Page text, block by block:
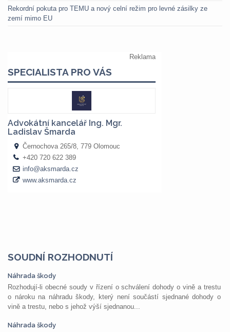
Rekordní pokuta pro TEMU a nový celní režim pro levné zásilky ze
zemí mimo EU
SOUDNÍ ROZHODNUTÍ
Náhrada škody
Rozhodují-li obecné soudy v řízení o schválení dohody o vině a trestu
o nároku na náhradu škody, který není součástí sjednané dohody o
vině a trestu, nebo s jehož výší sjednanou...
Náhrada škody